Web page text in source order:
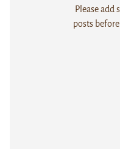
Please add
posts